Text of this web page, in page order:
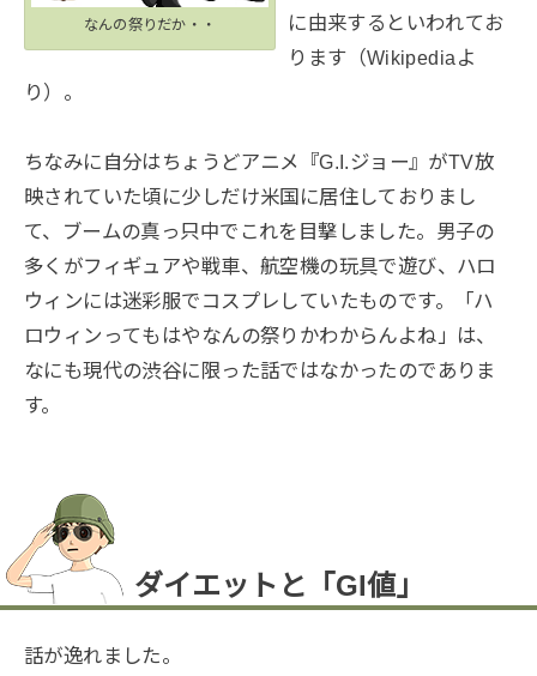
なんの祭りだか・・
に由来するといわれてお
ります（Wikipediaよ
り）。
ちなみに自分はちょうどアニメ『G.I.ジョー』がTV放
映されていた頃に少しだけ米国に居住しておりまし
て、ブームの真っ只中でこれを目撃しました。男子の
多くがフィギュアや戦車、航空機の玩具で遊び、ハロ
ウィンには迷彩服でコスプレしていたものです。「ハ
ロウィンってもはやなんの祭りかわからんよね」は、
なにも現代の渋谷に限った話ではなかったのでありま
す。
ダイエットと「GI値」
話が逸れました。